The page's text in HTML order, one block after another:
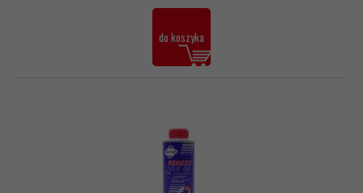
do koszyka